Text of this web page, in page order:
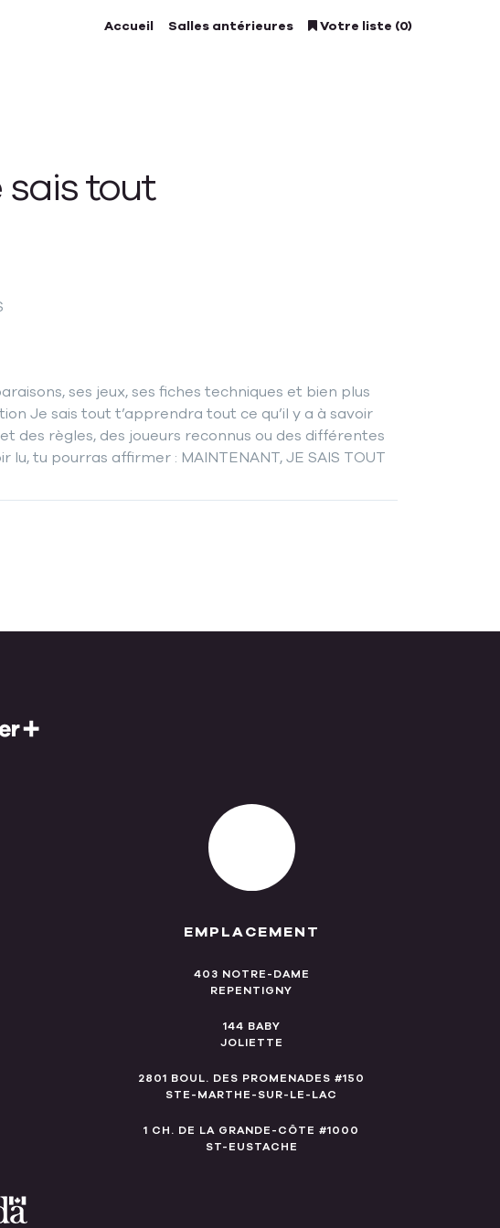
Accueil Salles antérieures Votre liste (0)
sais tout
ses jeux, ses fiches techniques et bien plus
Je sais tout t’apprendra tout ce qu’il y a à savoir
des règles, des joueurs reconnus ou des différentes
lu, tu pourras affirmer : MAINTENANT, JE SAIS TOUT
EMPLACEMENT
403 NOTRE-DAME
REPENTIGNY
144 BABY
JOLIETTE
2801 BOUL. DES PROMENADES #150
STE-MARTHE-SUR-LE-LAC
1 CH. DE LA GRANDE-CÔTE #1000
ST-EUSTACHE